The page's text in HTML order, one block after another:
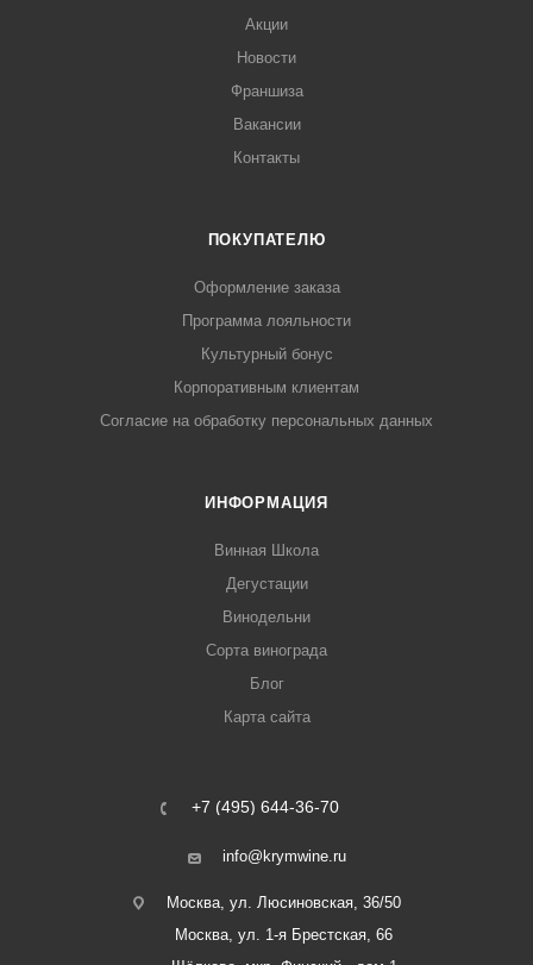
Акции
Новости
Франшиза
Вакансии
Контакты
ПОКУПАТЕЛЮ
Оформление заказа
Программа лояльности
Культурный бонус
Корпоративным клиентам
Согласие на обработку персональных данных
ИНФОРМАЦИЯ
Винная Школа
Дегустации
Винодельни
Сорта винограда
Блог
Карта сайта
+7 (495) 644-36-70
info@krymwine.ru
Москва, ул. Люсиновская, 36/50
Москва, ул. 1-я Брестская, 66